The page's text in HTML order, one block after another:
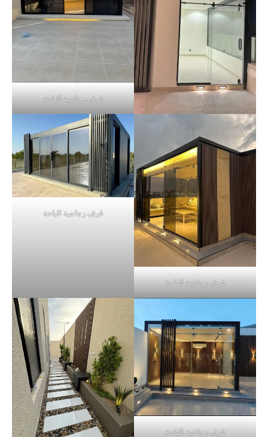
غرف زجاجية الباحة
غرف زجاجية الباحة
غرف زجاجية الباحة
غرف زجاجية الباحة